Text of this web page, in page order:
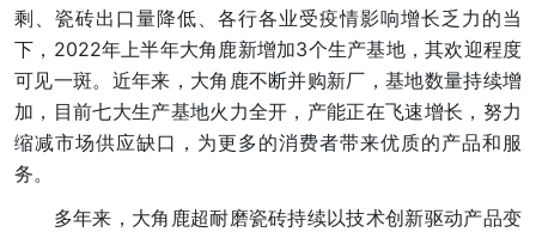
剩、瓷砖出口量降低、各行各业受疫情影响增长乏力的当
下，2022年上半年大角鹿新增加3个生产基地，其欢迎程度
可见一斑。近年来，大角鹿不断并购新厂，基地数量持续增
加，目前七大生产基地火力全开，产能正在飞速增长，努力
缩减市场供应缺口，为更多的消费者带来优质的产品和服
务。
多年来，大角鹿超耐磨瓷砖持续以技术创新驱动产品变